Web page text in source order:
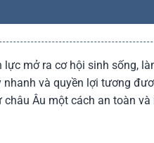
mở ra cơ hội sinh sống,
và quyền lợi tương
Âu một cách an toàn và